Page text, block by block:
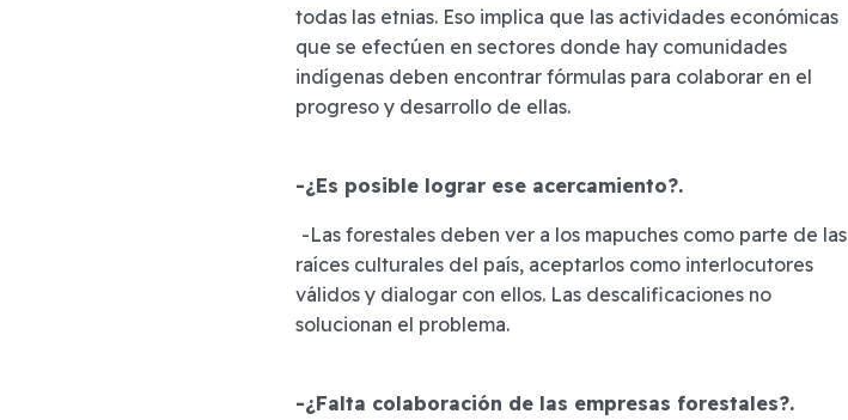
todas las etnias. Eso implica que las actividades económicas
que se efectúen en sectores donde hay comunidades
indígenas deben encontrar fórmulas para colaborar en el
progreso y desarrollo de ellas.
-¿Es posible lograr ese acercamiento?.
-Las forestales deben ver a los mapuches como parte de las
raíces culturales del país, aceptarlos como interlocutores
válidos y dialogar con ellos. Las descalificaciones no
solucionan el problema.
-¿Falta colaboración de las empresas forestales?.